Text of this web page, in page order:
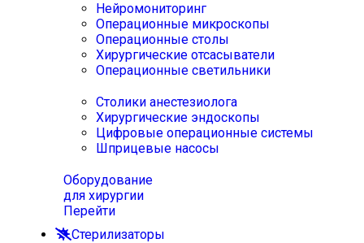
Нейромониторинг
Операционные микроскопы
Операционные столы
Хирургические отсасыватели
Операционные светильники
Столики анестезиолога
Хирургические эндоскопы
Цифровые операционные системы
Шприцевые насосы
Оборудование
для хирургии
Перейти
Стерилизаторы